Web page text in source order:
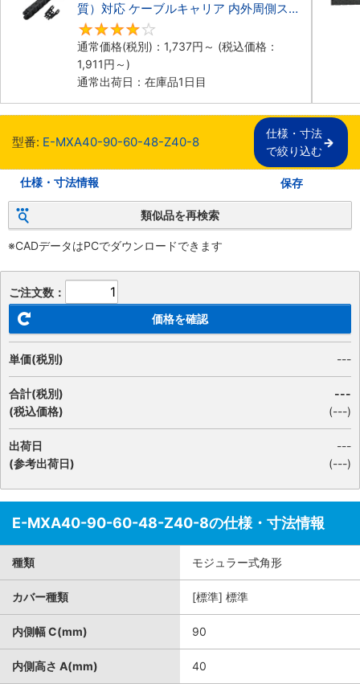
質）対応 ケーブルキャリア 内外周側ス
ナップ開閉タイプ
通常価格(税別)： 1,737円 ～ (税込価格：
1,911円 ～)
通常出荷日：在庫品1日目
型番: E-MXA40-90-60-48-Z40-8
仕様・寸法
で絞り込む
仕様・寸法情報 保存
類似品を再検索
※CADデータはPCでダウンロードできます
ご注文数：
価格を確認
単価(税別) ---
合計(税別)
(税込価格)
---
(---)
出荷日
(参考出荷日)
---
(---)
E-MXA40-90-60-48-Z40-8の仕様・寸法情報
種類 モジュラー式角形
カバー種類 [標準] 標準
内側幅 C(mm) 90
内側高さ A(mm) 40